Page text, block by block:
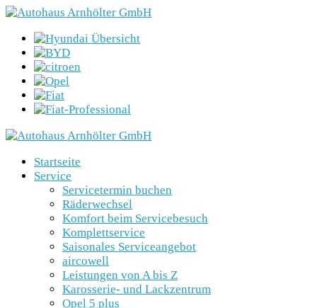
Startseite
Service
Servicetermin buchen
Räderwechsel
Komfort beim Servicebesuch
Komplettservice
Saisonales Serviceangebot
aircowell
Leistungen von A bis Z
Karosserie- und Lackzentrum
Opel 5 plus